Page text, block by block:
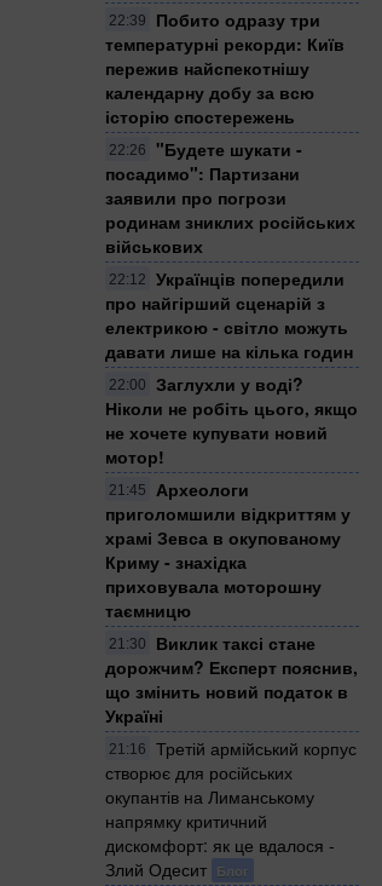
22:39
Побито одразу три
температурні рекорди: Київ
пережив найспекотнішу
календарну добу за всю
історію спостережень
22:26
"Будете шукати -
посадимо": Партизани
заявили про погрози
родинам зниклих російських
військових
22:12
Українців попередили
про найгірший сценарій з
електрикою - світло можуть
давати лише на кілька годин
22:00
Заглухли у воді?
Ніколи не робіть цього, якщо
не хочете купувати новий
мотор!
21:45
Археологи
приголомшили відкриттям у
храмі Зевса в окупованому
Криму - знахідка
приховувала моторошну
таємницю
21:30
Виклик таксі стане
дорожчим? Експерт пояснив,
що змінить новий податок в
Україні
21:16
Третій армійський корпус
створює для російських
окупантів на Лиманському
напрямку критичний
дискомфорт: як це вдалося -
Злий Одесит Блог